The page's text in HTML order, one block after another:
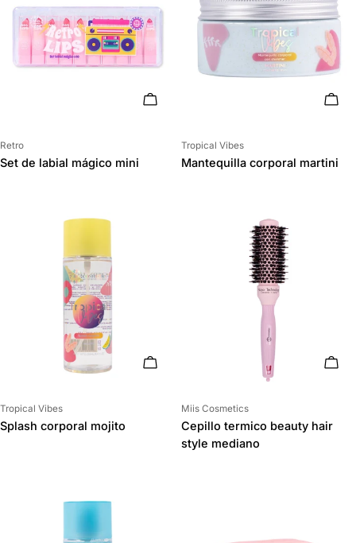
AÑADIR AL CARRITO
Proveedor:
Retro
Set de labial mágico mini
Proveedor:
Tropical Vibes
Mantequilla corporal martini
AÑADIR AL CARRITO
Proveedor:
Tropical Vibes
Splash corporal mojito
Proveedor:
Miis Cosmetics
Cepillo termico beauty hair
style mediano